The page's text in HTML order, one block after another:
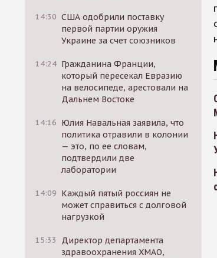
14:30 США одобрили поставку
первой партии оружия
Украине за счет союзников
14:24 Гражданина Франции,
который пересекал Евразию
на велосипеде, арестовали на
Дальнем Востоке
14:16 Юлия Навальная заявила, что
политика отравили в колонии
— это, по ее словам,
подтвердили две
лаборатории
14:09 Каждый пятый россиян не
может справиться с долговой
нагрузкой
15:33
Директор департамента
здравоохранения ХМАО,